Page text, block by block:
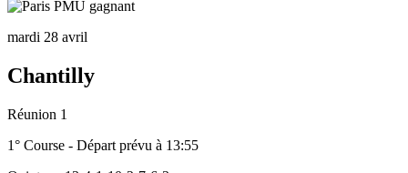
mardi 28 avril
Chantilly
Réunion 1
1° Course - Départ prévu à 13:55